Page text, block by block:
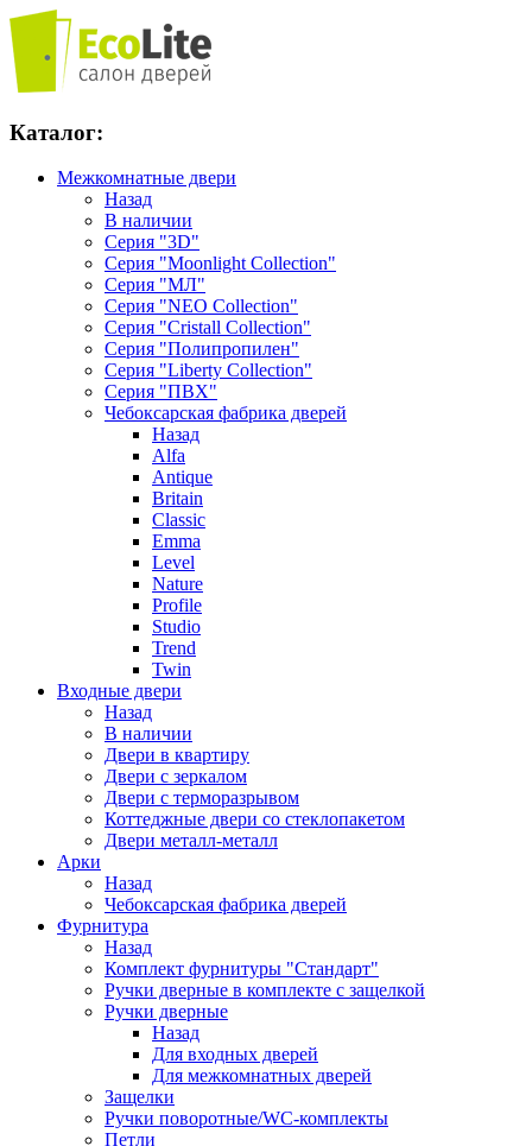
Каталог:
Межкомнатные двери
Назад
В наличии
Серия "3D"
Серия "Moonlight Collection"
Серия "МЛ"
Серия "NEO Collection"
Серия "Cristall Collection"
Серия "Полипропилен"
Серия "Liberty Collection"
Серия "ПВХ"
Чебоксарская фабрика дверей
Назад
Alfa
Antique
Britain
Classic
Emma
Level
Nature
Profile
Studio
Trend
Twin
Входные двери
Назад
В наличии
Двери в квартиру
Двери с зеркалом
Двери с терморазрывом
Коттеджные двери со стеклопакетом
Двери металл-металл
Арки
Назад
Чебоксарская фабрика дверей
Фурнитура
Назад
Комплект фурнитуры "Стандарт"
Ручки дверные в комплекте с защелкой
Ручки дверные
Назад
Для входных дверей
Для межкомнатных дверей
Защелки
Ручки поворотные/WC-комплекты
Петли